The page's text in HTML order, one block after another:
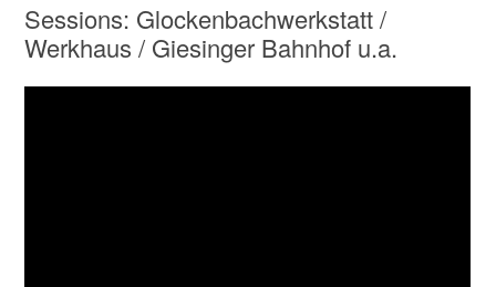
Sessions: Glockenbachwerkstatt /
Werkhaus / Giesinger Bahnhof u.a.